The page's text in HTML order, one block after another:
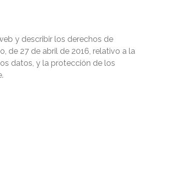
y describir los derechos de
de 27 de abril de 2016, relativo a la
datos, y la protección de los